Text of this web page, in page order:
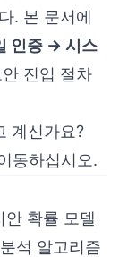
. 본 문서에
인증 → 시스
진입 절차
계신가요?
동하십시오.
확률 모델
석 알고리즘